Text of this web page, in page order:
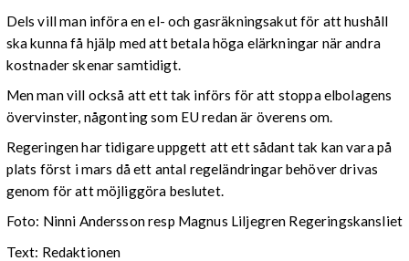
Dels vill man införa en el- och gasräkningsakut för att hushåll
ska kunna få hjälp med att betala höga elärkningar när andra
kostnader skenar samtidigt.
Men man vill också att ett tak införs för att stoppa elbolagens
övervinster, någonting som EU redan är överens om.
Regeringen har tidigare uppgett att ett sådant tak kan vara på
plats först i mars då ett antal regeländringar behöver drivas
genom för att möjliggöra beslutet.
Foto: Ninni Andersson resp Magnus Liljegren Regeringskansliet
Text: Redaktionen